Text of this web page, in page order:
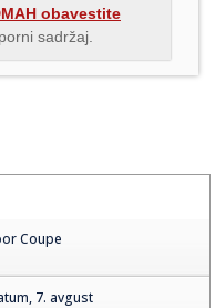
obavestite
sadržaj.
Coupe
7. avgust